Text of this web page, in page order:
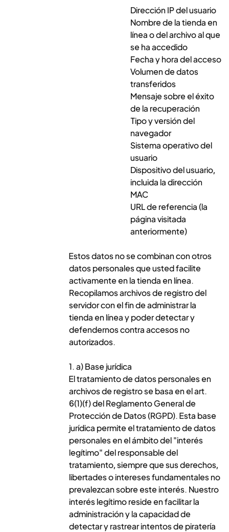
Dirección IP del usuario
Nombre de la tienda en
línea o del archivo al que
se ha accedido
Fecha y hora del acceso
Volumen de datos
transferidos
Mensaje sobre el éxito
de la recuperación
Tipo y versión del
navegador
Sistema operativo del
usuario
Dispositivo del usuario,
incluida la dirección
MAC
URL de referencia (la
página visitada
anteriormente)
Estos datos no se combinan con otros
datos personales que usted facilite
activamente en la tienda en línea.
Recopilamos archivos de registro del
servidor con el fin de administrar la
tienda en línea y poder detectar y
defendernos contra accesos no
autorizados.
1. a) Base jurídica
El tratamiento de datos personales en
archivos de registro se basa en el art.
6(1)(f) del Reglamento General de
Protección de Datos (RGPD). Esta base
jurídica permite el tratamiento de datos
personales en el ámbito del "interés
legítimo" del responsable del
tratamiento, siempre que sus derechos,
libertades o intereses fundamentales no
prevalezcan sobre este interés. Nuestro
interés legítimo reside en facilitar la
administración y la capacidad de
detectar y rastrear intentos de piratería